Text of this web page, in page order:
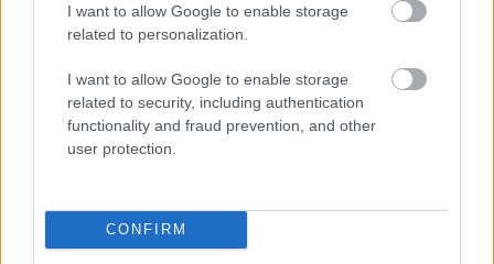
I want to allow Google to enable storage
related to personalization.
I want to allow Google to enable storage
related to security, including authentication
functionality and fraud prevention, and other
user protection.
CONFIRM